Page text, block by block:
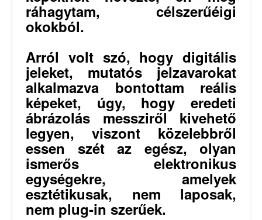
ráhagytam, célszerűéigi
okokból.
Arról volt szó, hogy digitális
jeleket, mutatós jelzavarokat
alkalmazva bontottam reális
képeket, úgy, hogy eredeti
ábrázolás messziről kivehető
legyen, viszont közelebbről
essen szét az egész, olyan
ismerős elektronikus
egységekre, amelyek
esztétikusak, nem laposak,
nem plug-in szerűek.